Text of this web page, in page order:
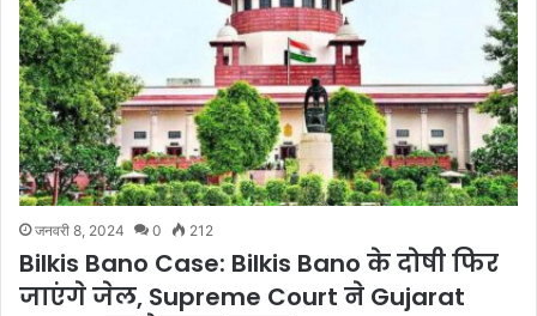
जनवरी 8, 2024 0 212
Bilkis Bano Case: Bilkis Bano के दोषी फिर
जाएंगे जेल, Supreme Court ने Gujarat